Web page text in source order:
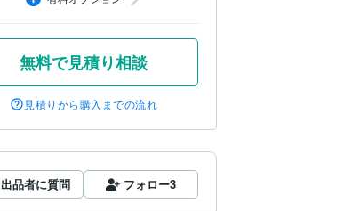
無料で見積り相談
見積りから購入までの流れ
出品者に質問 フォロー3